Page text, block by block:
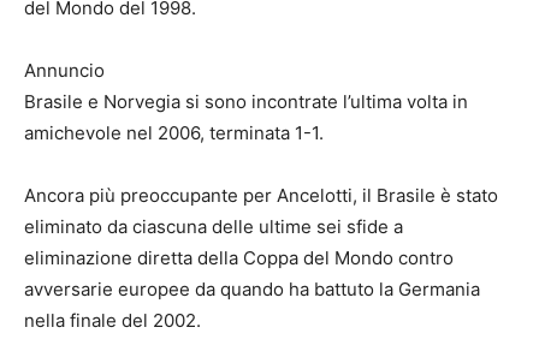
del Mondo del 1998.
Annuncio
Brasile e Norvegia si sono incontrate l’ultima volta in
amichevole nel 2006, terminata 1-1.
Ancora più preoccupante per Ancelotti, il Brasile è stato
eliminato da ciascuna delle ultime sei sfide a
eliminazione diretta della Coppa del Mondo contro
avversarie europee da quando ha battuto la Germania
nella finale del 2002.